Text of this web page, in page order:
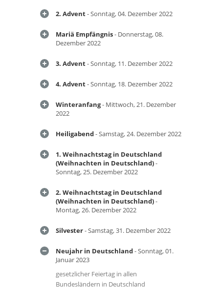
2. Advent- Sonntag, 04. Dezember 2022
Mariä Empfängnis- Donnerstag, 08.
Dezember 2022
3. Advent- Sonntag, 11. Dezember 2022
4. Advent- Sonntag, 18. Dezember 2022
Winteranfang- Mittwoch, 21. Dezember
2022
Heiligabend- Samstag, 24. Dezember 2022
1. Weihnachtstag in Deutschland
(Weihnachten in Deutschland)-
Sonntag, 25. Dezember 2022
2. Weihnachtstag in Deutschland
(Weihnachten in Deutschland)-
Montag, 26. Dezember 2022
Silvester- Samstag, 31. Dezember 2022
Neujahr in Deutschland- Sonntag, 01.
Januar 2023
gesetzlicher Feiertag in allen
Bundesländern in Deutschland